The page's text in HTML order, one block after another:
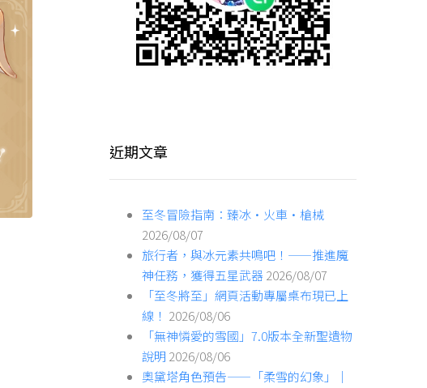
近期文章
至冬冒險指南：臻冰·火車·槍械
2026/08/07
旅行者，與冰元素共鳴吧！——推進魔
神任務，獲得五星武器2026/08/07
「至冬將至」網頁活動專屬桌布現已上
線！ 2026/08/06
「無神憐愛的雪國」7.0版本全新聖遺物
說明 2026/08/06
奧黛塔角色預告——「柔雪的幻象」｜